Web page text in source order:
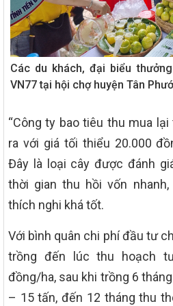
Các du khách, đại biểu
VN77 tại hội chợ huyện Tân
“Công ty bao tiêu thu mua
ra với giá tối thiểu 20.000
Đây là loại cây được đánh
thời gian thu hồi vốn
thích nghi khá tốt.
Với bình quân chi phí đầu tư
trồng đến lúc thu hoạch
đồng/ha, sau khi trồng 6
– 15 tấn, đến 12 tháng thu